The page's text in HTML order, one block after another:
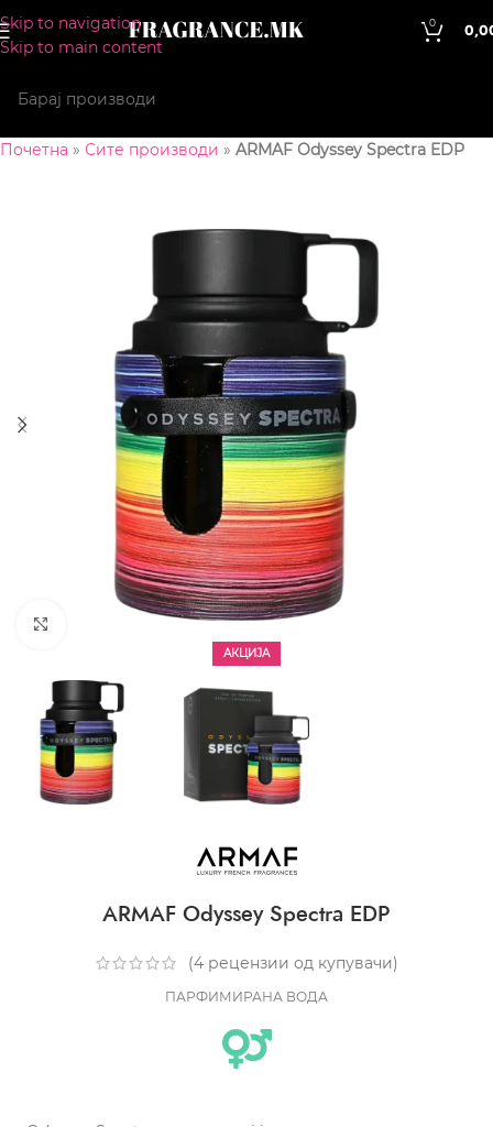
Skip to navigation
Skip to main content
0
Почетна » Сите производи » ARMAF Odyssey Spectra EDP
АКЦИЈА
CLICK TO ENLARGE
ARMAF Odyssey Spectra EDP
(4рецензии од купувачи)
ПАРФИМИРАНА ВОДА